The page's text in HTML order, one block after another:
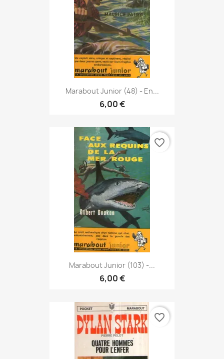
Marabout Junior (48) - En...
6,00 €
Marabout Junior (103) -...
6,00 €
favorite_border
favorite_border